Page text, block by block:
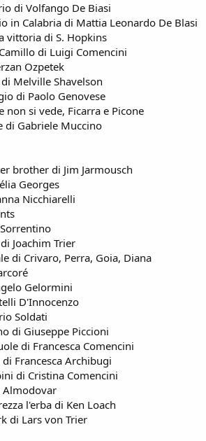
di Volfango De Biasi
in Calabria di Mattia Leonardo De Blasi
vittoria di S. Hopkins
di Luigi Comencini
Ozpetek
Melville Shavelson
di Paolo Genovese
non si vede, Ficarra e Picone
di Gabriele Muccino
brother di Jim Jarmousch
Georges
Nicchiarelli
Joachim Trier
di Crivaro, Perra, Goia, Diana
Gelormini
D'Innocenzo
Soldati
di Giuseppe Piccioni
di Francesca Comencini
Francesca Archibugi
di Cristina Comencini
Almodovar
l'erba di Ken Loach
di Lars von Trier